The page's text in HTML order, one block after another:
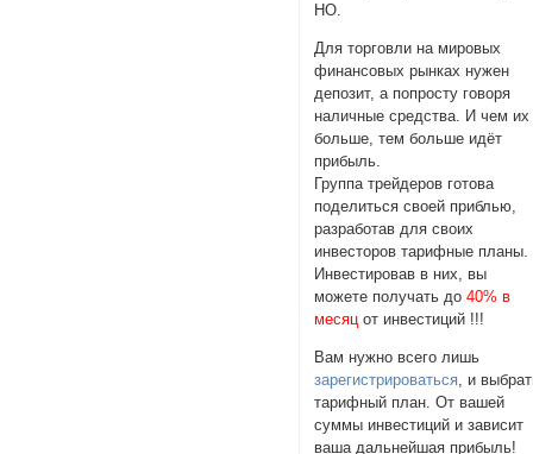
НО.
Для торговли на мировых
финансовых рынках нужен
депозит, а попросту говоря
наличные средства. И чем их
больше, тем больше идёт
прибыль.
Группа трейдеров готова
поделиться своей приблью,
разработав для своих
инвесторов тарифные планы.
Инвестировав в них, вы
можете получать до40% в
месяц от инвестиций !!!
Вам нужно всего лишь
зарегистрироваться , и
тарифный план. От вашей
суммы инвестиций и зависит
ваша дальнейшая прибыль!